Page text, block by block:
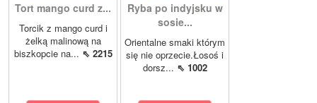
Tort mango curd z...
Torcik z mango curd i
żelką malinową na
biszkopcie na... ⇖ 2215
Ryba po indyjsku w
sosie...
Orientalne smaki którym
się nie oprzecie.Łosoś i
dorsz... ⇖ 1002